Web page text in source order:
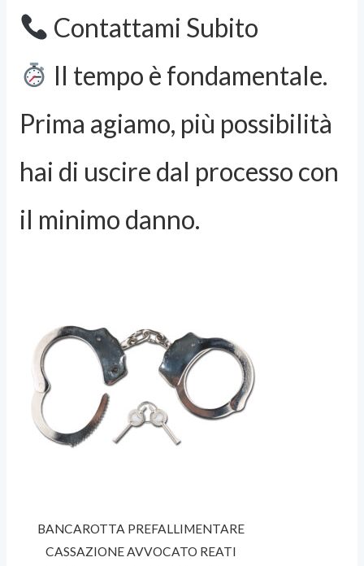
Contattami Subito
Il tempo è fondamentale.
Prima agiamo, più possibilità
hai di uscire dal processo con
il minimo danno.
BANCAROTTA PREFALLIMENTARE
CASSAZIONE AVVOCATO REATI